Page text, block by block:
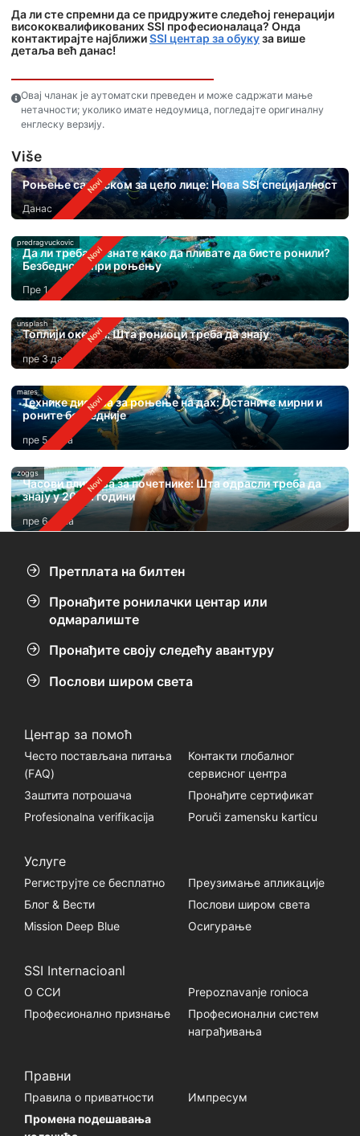
Да ли сте спремни да се придружите следећој генерацији
висококвалификованих SSI професионалаца? Онда
контактирајте најближиSSI центар за обукуза више
детаља већ данас!
Овај чланак је аутоматски преведен и може садржати мање
нетачности; уколико имате недоумица, погледајте оригиналну
енглеску верзију.
Više
Роњење са маском за цело лице: Нова SSI специјалност
Данас
predragvuckovic
Да ли треба да знате како да пливате да бисте ронили?
Безбедност при роњењу
Пре 1 дан
unsplash
Топлији океани: Шта рониоци треба да знају
пре 3 дана
mares
Технике дисања за роњење на дах: Останите мирни и
роните безбедније
пре 5 дана
zoggs
Часови пливања за почетнике: Шта одрасли треба да
знају у 2026. години
пре 6 дана
Претплата на билтен
Пронађите ронилачки центар или
одмаралиште
Пронађите своју следећу авантуру
Послови широм света
Центар за помоћ
Често постављана питања
(FАQ)
Контакти глобалног
сервисног центра
Заштита потрошача
Пронађите сертификат
Profesionalna verifikacija
Poruči zamensku karticu
Услуге
Региструјте се бесплатно
Преузимање апликације
Блог & Вести
Послови широм света
Mission Deep Blue
Осигурање
SSI Internacioanl
О ССИ
Prepoznavanje ronioca
Професионално признање
Професионални систем
награђивања
Правни
Правила о приватности
Импресум
Промена подешавања